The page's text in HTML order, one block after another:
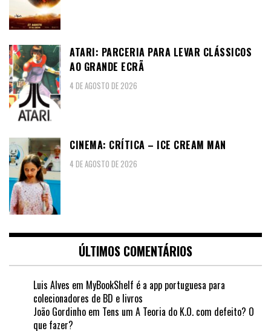
ATARI: PARCERIA PARA LEVAR CLÁSSICOS
AO GRANDE ECRÃ
4 DE AGOSTO DE 2026
CINEMA: CRÍTICA – ICE CREAM MAN
4 DE AGOSTO DE 2026
ÚLTIMOS COMENTÁRIOS
Luis Alves em MyBookShelf é a app portuguesa para
colecionadores de BD e livros
João Gordinho em Tens um A Teoria do K.O. com defeito? O
que fazer?